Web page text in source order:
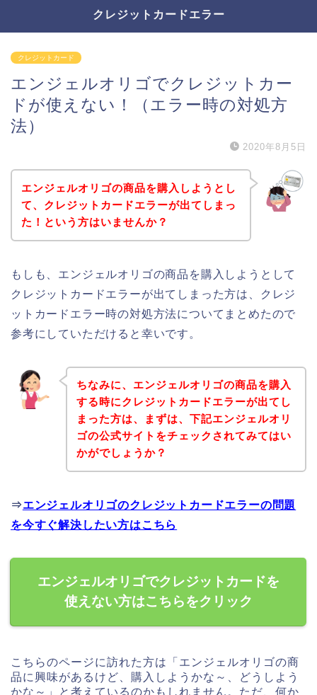
クレジットカードエラー
クレジットカード
エンジェルオリゴでクレジットカー
ドが使えない！（エラー時の対処方
法）
2020年8月5日
エンジェルオリゴの商品を購入しようとし
て、クレジットカードエラーが出てしまっ
た！という方はいませんか？
もしも、エンジェルオリゴの商品を購入しようとして
クレジットカードエラーが出てしまった方は、クレジ
ットカードエラー時の対処方法についてまとめたので
参考にしていただけると幸いです。
ちなみに、エンジェルオリゴの商品を購入
する時にクレジットカードエラーが出てし
まった方は、まずは、下記エンジェルオリ
ゴの公式サイトをチェックされてみてはい
かがでしょうか？
⇒エンジェルオリゴのクレジットカードエラーの問題
を今すぐ解決したい方はこちら
エンジェルオリゴでクレジットカードを
使えない方はこちらをクリック
こちらのページに訪れた方は「エンジェルオリゴの商
品に興味があるけど、購入しようかな～、どうしよう
かな～」と考えているのかもしれません。ただ、何か